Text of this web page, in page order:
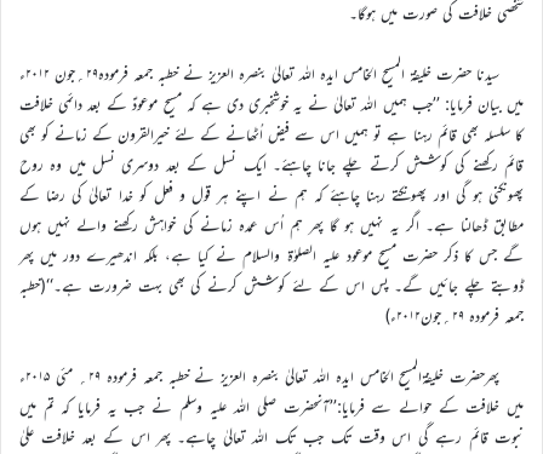
شخصی خلافت کی صورت میں ہوگا۔
سیدنا حضرت خلیفۃ المسیح الخامس ایدہ اللہ تعالیٰ بنصرہ العزیز نے خطبہ جمعہ فرمودہ۲۹؍جون ۲۰۱۲ء
میں بیان فرمایا: ’’جب ہمیں اللہ تعالیٰ نے یہ خوشخبری دی ہے کہ مسیح موعودؑ کے بعد دائمی خلافت
کا سلسلہ بھی قائم رہنا ہے تو ہمیں اس سے فیض اُٹھانے کے لئے خیرالقرون کے زمانے کو بھی
قائم رکھنے کی کوشش کرتے چلے جانا چاہئے۔ ایک نسل کے بعد دوسری نسل میں وہ روح
پھونکنی ہو گی اور پھونکتے رہنا چاہئے کہ ہم نے اپنے ہر قول و فعل کو خدا تعالیٰ کی رضا کے
مطابق ڈھالنا ہے۔ اگر یہ نہیں ہو گا پھر ہم اُس عمدہ زمانے کی خواہش رکھنے والے نہیں ہوں
گے جس کا ذکر حضرت مسیح موعود علیہ الصلوٰۃ والسلام نے کیا ہے، بلکہ اندھیرے دور میں پھر
ڈوبتے چلے جائیں گے۔ پس اس کے لئے کوشش کرنے کی بھی بہت ضرورت ہے۔‘‘(خطبہ
جمعہ فرمودہ ۲۹؍جون۲۰۱۲ء)
پھرحضرت خلیفۃالمسیح الخامس ایدہ اللہ تعالیٰ بنصرہ العزیز نے خطبہ جمعہ فرمودہ ۲۹؍ مئی ۲۰۱۵ء
میں خلافت کے حوالے سے فرمایا:’’آنحضرت صلی اللہ علیہ وسلم نے جب یہ فرمایا کہ تم میں
نبوت قائم رہے گی اس وقت تک جب تک اللہ تعالیٰ چاہے۔ پھر اس کے بعد خلافت علیٰ